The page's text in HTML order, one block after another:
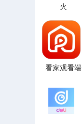
火
最新手机版
看家观看端